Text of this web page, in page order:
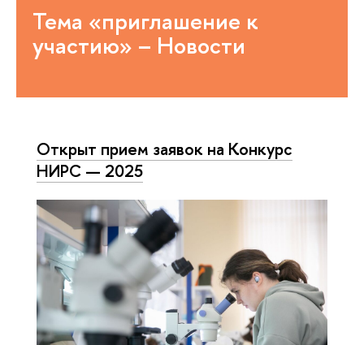
Тема «приглашение к
участию» – Новости
Открыт прием заявок на Конкурс
НИРС — 2025